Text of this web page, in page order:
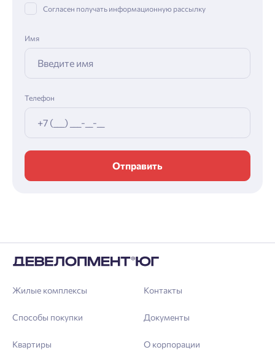
Согласен получать информационную рассылку
Имя
Телефон
Отправить
Жилые комплексы
Способы покупки
Квартиры
Контакты
Документы
О корпорации